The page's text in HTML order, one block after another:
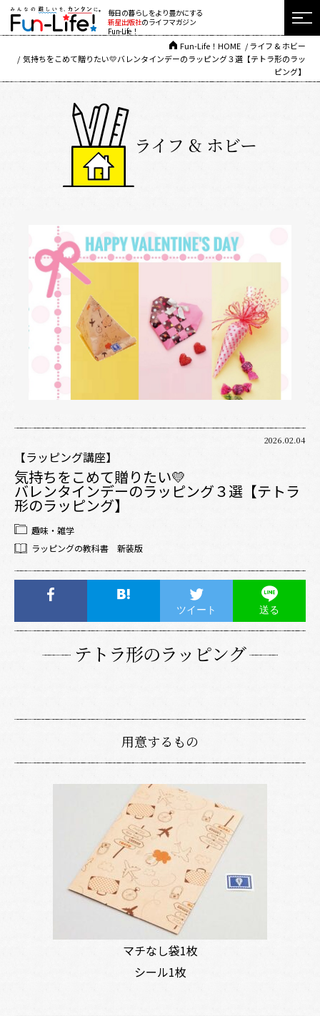
毎日の暮らしをより豊かにする
新星出版社のライフマガジン
Fun-Life！
Fun-Life！HOME
ライフ & ホビー
気持ちをこめて贈りたい💛バレンタインデーのラッピング３選【テトラ形のラッ
ピング】
ライフ & ホビー
2026.02.04
【ラッピング講座】
気持ちをこめて贈りたい💛
バレンタインデーのラッピング３選【テトラ
形のラッピング】
趣味・雑学
ラッピングの教科書 新装版
ツイート 送る
テトラ形のラッピング
用意するもの
マチなし袋1枚
シール1枚